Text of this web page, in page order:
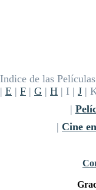
Indice de las
| E | F | G | H | I | J |
|
| Cine